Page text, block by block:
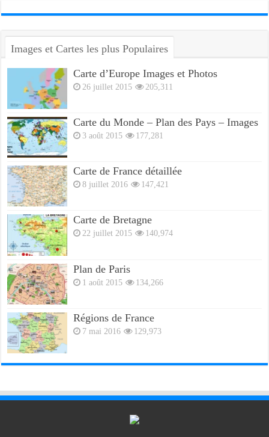
Images et Cartes les plus Populaires
Carte d’Europe Images et Photos
26 juillet 2015 205,311
Carte du Monde – Plan des Pays – Images
3 août 2015 177,281
Carte de France détaillée
8 juillet 2016 147,421
Carte de Bretagne
22 juillet 2015 140,974
Plan de Paris
1 août 2015 134,266
Régions de France
7 mai 2016 129,973